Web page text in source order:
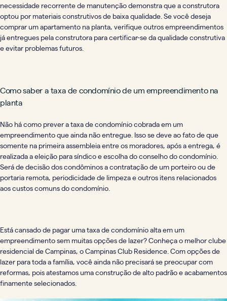
necessidade recorrente de manutenção demonstra que a construtora
optou por materiais construtivos de baixa qualidade. Se você deseja
comprar um apartamento na planta, verifique outros empreendimentos
já entregues pela construtora para certificar-se da qualidade construtiva
e evitar problemas futuros.
Como saber a taxa de condomínio de um empreendimento na
planta
Não há como prever a taxa de condomínio cobrada em um
empreendimento que ainda não entregue. Isso se deve ao fato de que
somente na primeira assembleia entre os moradores, após a entrega, é
realizada a eleição para síndico e escolha do conselho do condomínio.
Será de decisão dos condôminos a contratação de um porteiro ou de
portaria remota, periodicidade de limpeza e outros itens relacionados
aos custos comuns do condomínio.
Está cansado de pagar uma taxa de condomínio alta em um
empreendimento sem muitas opções de lazer? Conheça o melhor clube
residencial de Campinas, o Campinas Club Residence. Com opções de
lazer para toda a família, você ainda não precisará se preocupar com
reformas, pois atestamos uma construção de alto padrão e acabamentos
finamente selecionados.